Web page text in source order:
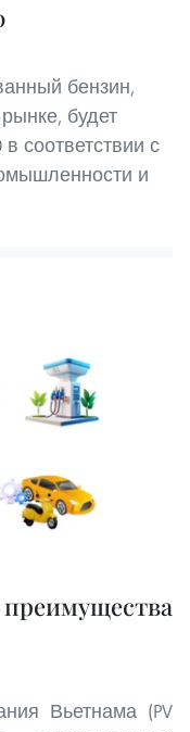
бензин,
будет
соответствии с
и
Вьетнама (PV